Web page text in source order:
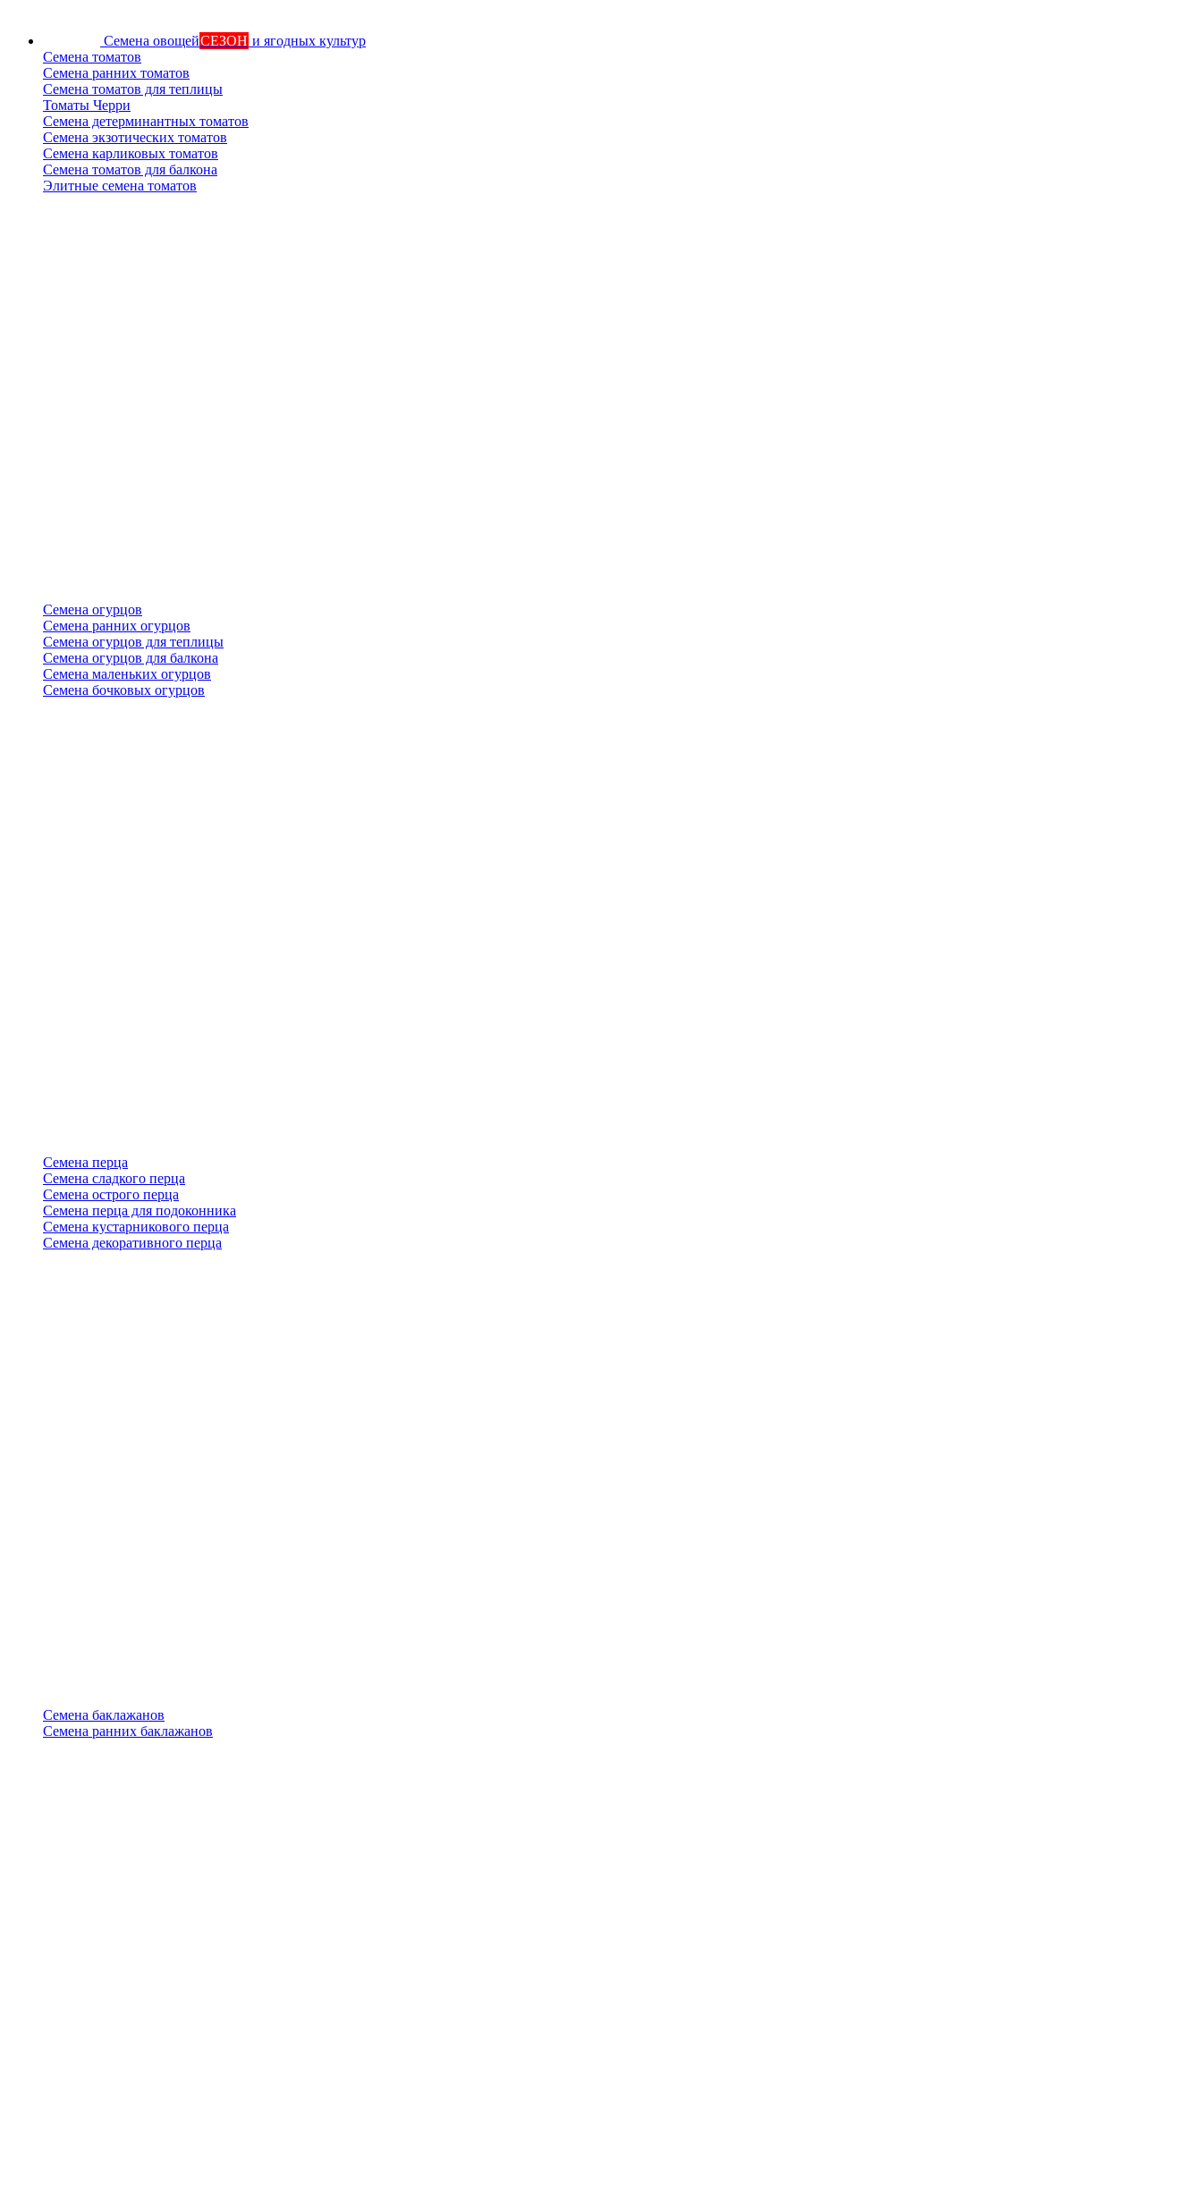
Семена овощейСЕЗОН и ягодных культур
Семена томатов
Семена ранних томатов
Семена томатов для теплицы
Томаты Черри
Семена детерминантных томатов
Семена экзотических томатов
Семена карликовых томатов
Семена томатов для балкона
Элитные семена томатов
Семена огурцов
Семена ранних огурцов
Семена огурцов для теплицы
Семена огурцов для балкона
Семена маленьких огурцов
Семена бочковых огурцов
Семена перца
Семена сладкого перца
Семена острого перца
Семена перца для подоконника
Семена кустарникового перца
Семена декоративного перца
Семена баклажанов
Семена ранних баклажанов